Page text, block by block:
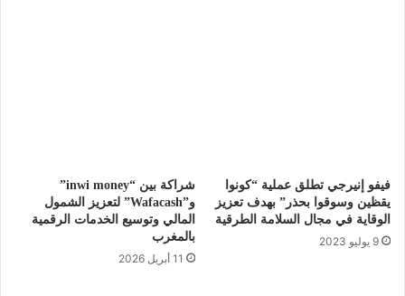
فيفو إنيرجي تطلق عملية “كونوا
يقظين وسوقوا بحذر” بهدف تعزيز
الوقاية في مجال السلامة الطرقية
9 يوليو 2023
شراكة بين “inwi money”
و”Wafacash” لتعزيز الشمول
المالي وتوسيع الخدمات الرقمية
بالمغرب
11 أبريل 2026